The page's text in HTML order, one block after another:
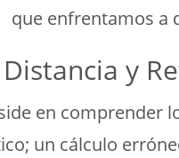
que enfrentamos a
y
en comprender
un cálculo